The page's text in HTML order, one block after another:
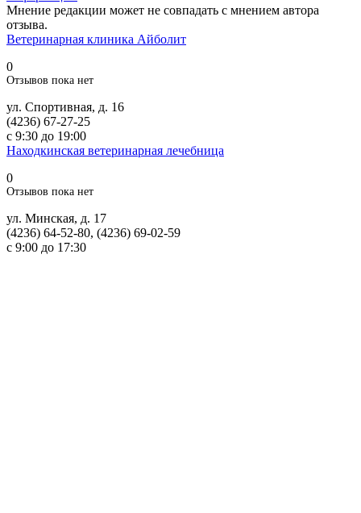
Мнение редакции может не совпадать с мнением автора
отзыва.
Ветеринарная клиника Айболит
0
Отзывов пока нет
ул. Спортивная, д. 16
(4236) 67-27-25
с 9:30 до 19:00
Находкинская ветеринарная лечебница
0
Отзывов пока нет
ул. Минская, д. 17
(4236) 64-52-80, (4236) 69-02-59
с 9:00 до 17:30